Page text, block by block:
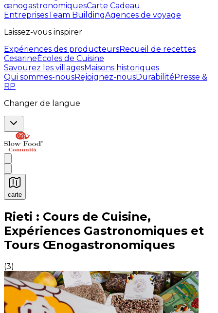
œnogastronomiquesCarte Cadeau
EntreprisesTeam BuildingAgences de voyage
Laissez-vous inspirer
Expériences des producteursRecueil de recettes
CesarineÈcoles de Cuisine
Savourez les villagesMaisons historiques
Qui sommes-nousRejoignez-nousDurabilitéPresse &
RP
Changer de langue
carte
Expériences culinaires inoubliables : Expériences
Rieti : Cours de Cuisine,
Expériences Gastronomiques et
Tours Œnogastronomiques
(3)